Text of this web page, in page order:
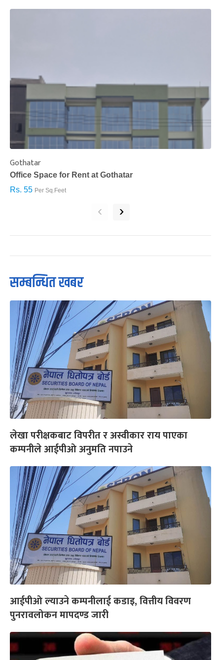
Gothatar
Office Space for Rent at Gothatar
Rs. 55 Per Sq.Feet
‹ ›
सम्बन्धित खबर
लेखा परीक्षकबाट विपरीत र अस्वीकार राय पाएका
कम्पनीले आईपीओ अनुमति नपाउने
आईपीओ ल्याउने कम्पनीलाई कडाइ, वित्तीय विवरण
पुनरावलोकन मापदण्ड जारी